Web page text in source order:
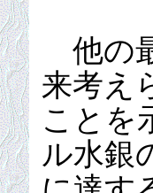
他の
来考え
ことを
ル水銀